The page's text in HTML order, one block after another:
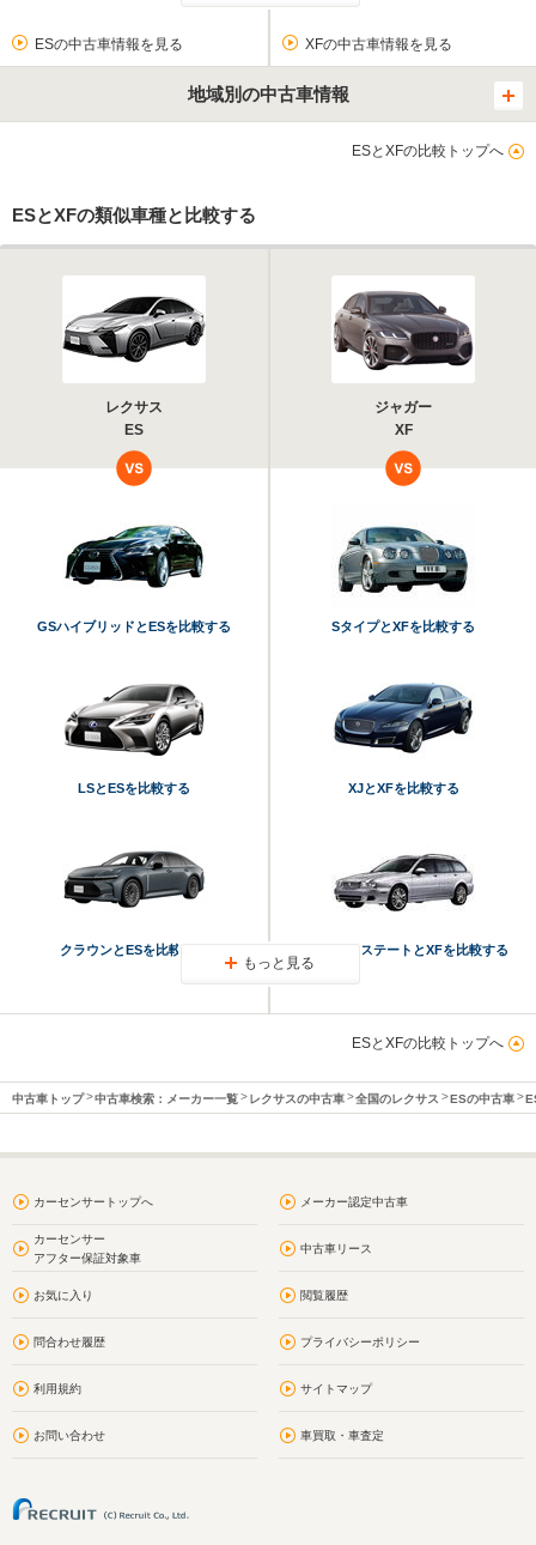
ESの中古車情報を見る XFの中古車情報を見る
地域別の中古車情報
ESとXFの比較トップへ
ESとXFの類似車種と比較する
レクサス
ES
ジャガー
XF
GSハイブリッドとESを比較する
LSとESを比較する
クラウンとESを比較する
SタイプとXFを比較する
XJとXFを比較する
XタイプエステートとXFを比較する
もっと見る
ESとXFの比較トップへ
中古車トップ 中古車検索：メーカー一覧 レクサスの中古車 全国のレクサス ESの中古車
カーセンサートップへ メーカー認定中古車
カーセンサー
アフター保証対象車
中古車リース
お気に入り 閲覧履歴
問合わせ履歴 プライバシーポリシー
利用規約 サイトマップ
お問い合わせ 車買取・車査定